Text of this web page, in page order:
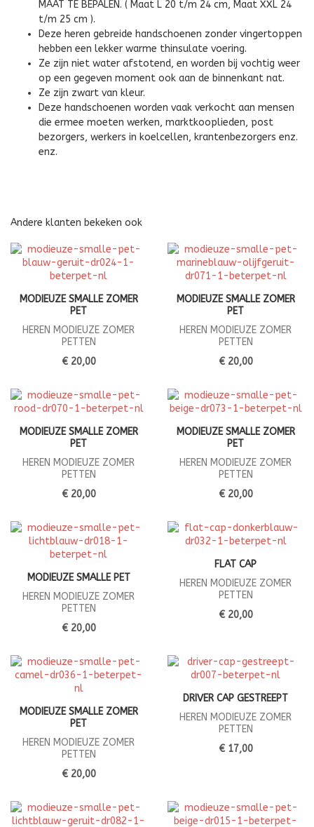
MAAT TE BEPALEN. ( Maat L 20 t/m 24 cm, Maat XXL 24
t/m 25 cm ).
Deze heren gebreide handschoenen zonder vingertoppen
hebben een lekker warme thinsulate voering.
Ze zijn niet water afstotend, en worden bij vochtig weer
op een gegeven moment ook aan de binnenkant nat.
Ze zijn zwart van kleur.
Deze handschoenen worden vaak verkocht aan mensen
die ermee moeten werken, marktkooplieden, post
bezorgers, werkers in koelcellen, krantenbezorgers enz.
enz.
Andere klanten bekeken ook
MODIEUZE SMALLE ZOMER
PET
HEREN MODIEUZE ZOMER
PETTEN
€ 20,00
MODIEUZE SMALLE ZOMER
PET
HEREN MODIEUZE ZOMER
PETTEN
€ 20,00
MODIEUZE SMALLE ZOMER
PET
HEREN MODIEUZE ZOMER
PETTEN
€ 20,00
MODIEUZE SMALLE ZOMER
PET
HEREN MODIEUZE ZOMER
PETTEN
€ 20,00
MODIEUZE SMALLE PET
HEREN MODIEUZE ZOMER
PETTEN
€ 20,00
FLAT CAP
HEREN MODIEUZE ZOMER
PETTEN
€ 20,00
MODIEUZE SMALLE ZOMER
PET
HEREN MODIEUZE ZOMER
PETTEN
€ 20,00
DRIVER CAP GESTREEPT
HEREN MODIEUZE ZOMER
PETTEN
€ 17,00